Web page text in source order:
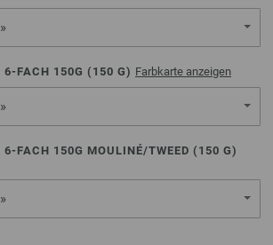
6-FACH 150G ( 150 G) Farbkarte anzeigen
6-FACH 150G MOULINÉ/TWEED ( 150 G)